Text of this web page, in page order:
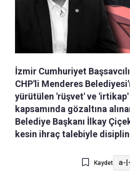
İzmir Cumhuriyet
CHP'li Menderes
yürütülen 'rüşvet' ve 'irtikap'
kapsamında gözaltına
Belediye Başkanı İlkay
kesin ihraç talebiyle
Kaydet a-|